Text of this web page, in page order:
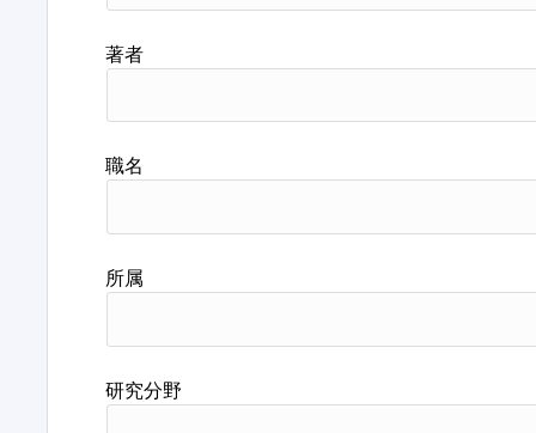
著者
職名
所属
研究分野